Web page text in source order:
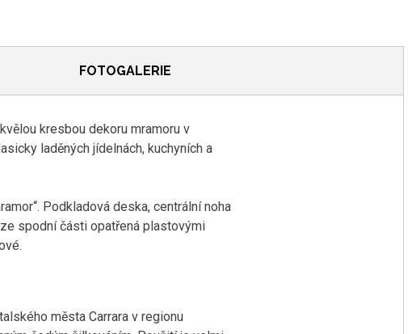
FOTOGALERIE
kresbou dekoru mramoru v
laděných jídelnách, kuchyních a
Podkladová deska, centrální noha
spodní části opatřená plastovými
města Carrara v regionu